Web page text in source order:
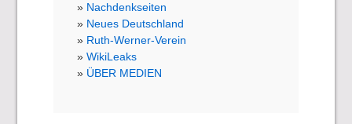
Nachdenkseiten
Neues Deutschland
Ruth-Werner-Verein
WikiLeaks
ÜBER MEDIEN